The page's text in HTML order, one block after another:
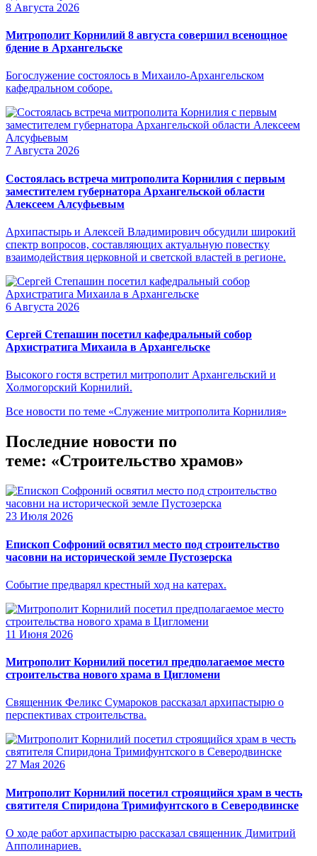
8 Августа 2026
Митрополит Корнилий 8 августа совершил всенощное
бдение в Архангельске
Богослужение состоялось в Михаило-Архангельском
кафедральном соборе.
7 Августа 2026
Состоялась встреча митрополита Корнилия с первым
заместителем губернатора Архангельской области
Алексеем Алсуфьевым
Архипастырь и Алексей Владимирович обсудили широкий
спектр вопросов, составляющих актуальную повестку
взаимодействия церковной и светской властей в регионе.
6 Августа 2026
Сергей Степашин посетил кафедральный собор
Архистратига Михаила в Архангельске
Высокого гостя встретил митрополит Архангельский и
Холмогорский Корнилий.
Все новости по теме «Служение митрополита Корнилия»
Последние новости по
теме: «Строительство храмов»
23 Июля 2026
Епископ Софроний освятил место под строительство
часовни на исторической земле Пустозерска
Событие предварял крестный ход на катерах.
11 Июня 2026
Митрополит Корнилий посетил предполагаемое место
строительства нового храма в Цигломени
Священник Феликс Сумароков рассказал архипастырю о
перспективах строительства.
27 Мая 2026
Митрополит Корнилий посетил строящийся храм в честь
святителя Спиридона Тримифунтского в Северодвинске
О ходе работ архипастырю рассказал священник Димитрий
Апполинариев.